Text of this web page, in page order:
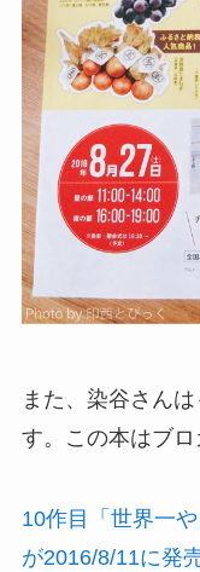
また、染谷さん
す。この本はブロ
10作目「世界一
が2016/8/11に発